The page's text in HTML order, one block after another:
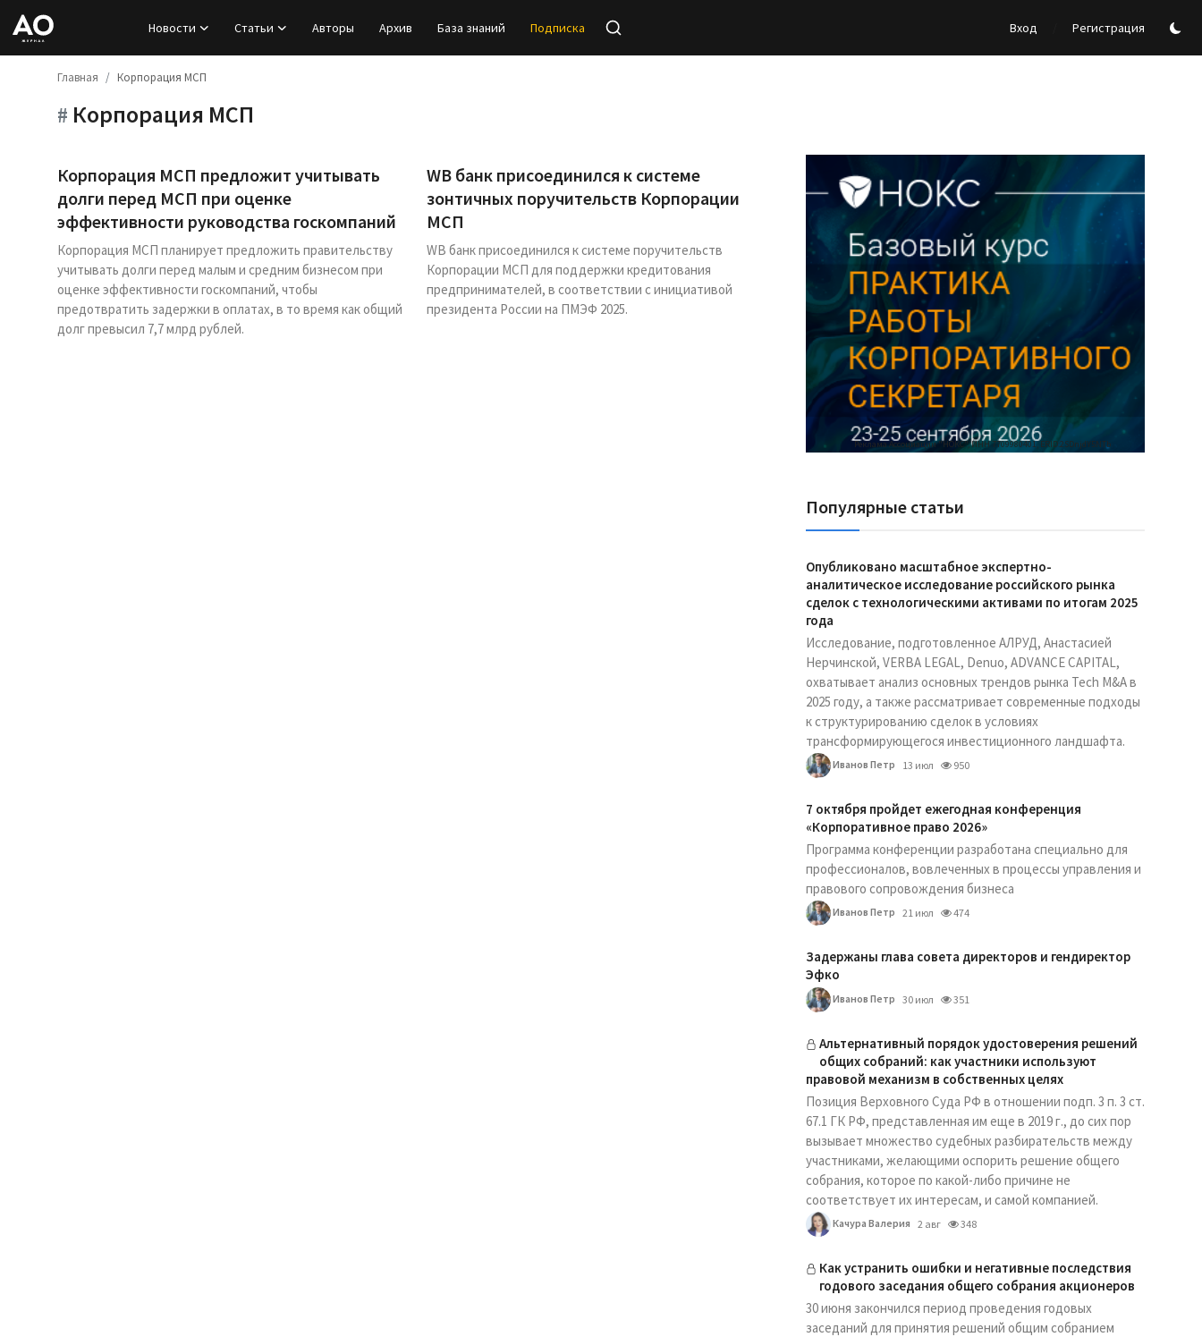
Новости Статьи Авторы Архив База знаний Подписка Вход Регистрация
Регистрация
Новости
Статьи
Авторы
Главная Корпорация МСП
# Корпорация МСП
Корпорация МСП предложит учитывать
долги перед МСП при оценке
эффективности руководства госкомпаний
Корпорация МСП планирует предложить правительству
учитывать долги перед малым и средним бизнесом при
оценке эффективности госкомпаний, чтобы
предотвратить задержки в оплатах, в то время как общий
долг превысил 7,7 млрд рублей.
WB банк присоединился к системе
зонтичных поручительств Корпорации
МСП
WB банк присоединился к системе поручительств
Корпорации МСП для поддержки кредитования
предпринимателей, в соответствии с инициативой
президента России на ПМЭФ 2025.
Реклама Ассоциации "НОКС", ИНН 7709980401, ERID:2SDnjdY5NTb
Популярные статьи
Опубликовано масштабное экспертно-
аналитическое исследование российского рынка
сделок с технологическими активами по итогам 2025
года
Исследование, подготовленное АЛРУД, Анастасией
Нерчинской, VERBA LEGAL, Denuo, ADVANCE CAPITAL,
охватывает анализ основных трендов рынка Tech M&A в
2025 году, а также рассматривает современные подходы
к структурированию сделок в условиях
трансформирующегося инвестиционного ландшафта.
Иванов Петр 13 июл 950
7 октября пройдет ежегодная конференция
«Корпоративное право 2026»
Программа конференции разработана специально для
профессионалов, вовлеченных в процессы управления и
правового сопровождения бизнеса
Иванов Петр 21 июл 474
Задержаны глава совета директоров и гендиректор
Эфко
Иванов Петр 30 июл 351
Альтернативный порядок удостоверения решений
общих собраний: как участники используют
правовой механизм в собственных целях
Позиция Верховного Суда РФ в отношении подп. 3 п. 3 ст.
67.1 ГК РФ, представленная им еще в 2019 г., до сих пор
вызывает множество судебных разбирательств между
участниками, желающими оспорить решение общего
собрания, которое по какой-либо причине не
соответствует их интересам, и самой компанией.
Качура Валерия 2 авг 348
Как устранить ошибки и негативные последствия
годового заседания общего собрания акционеров
30 июня закончился период проведения годовых
заседаний для принятия решений общим собранием